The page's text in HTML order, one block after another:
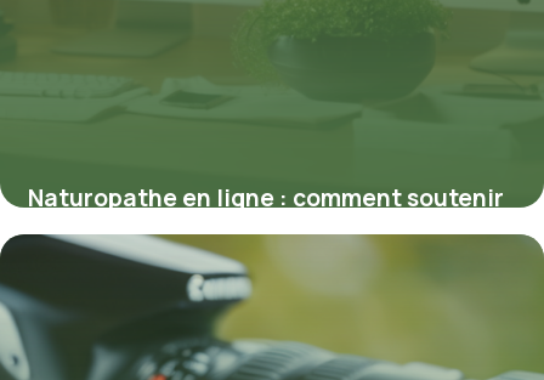
Naturopathe en ligne : comment soutenir
votre santé à distance efficacement